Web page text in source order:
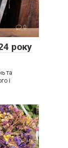
0
року
та
і